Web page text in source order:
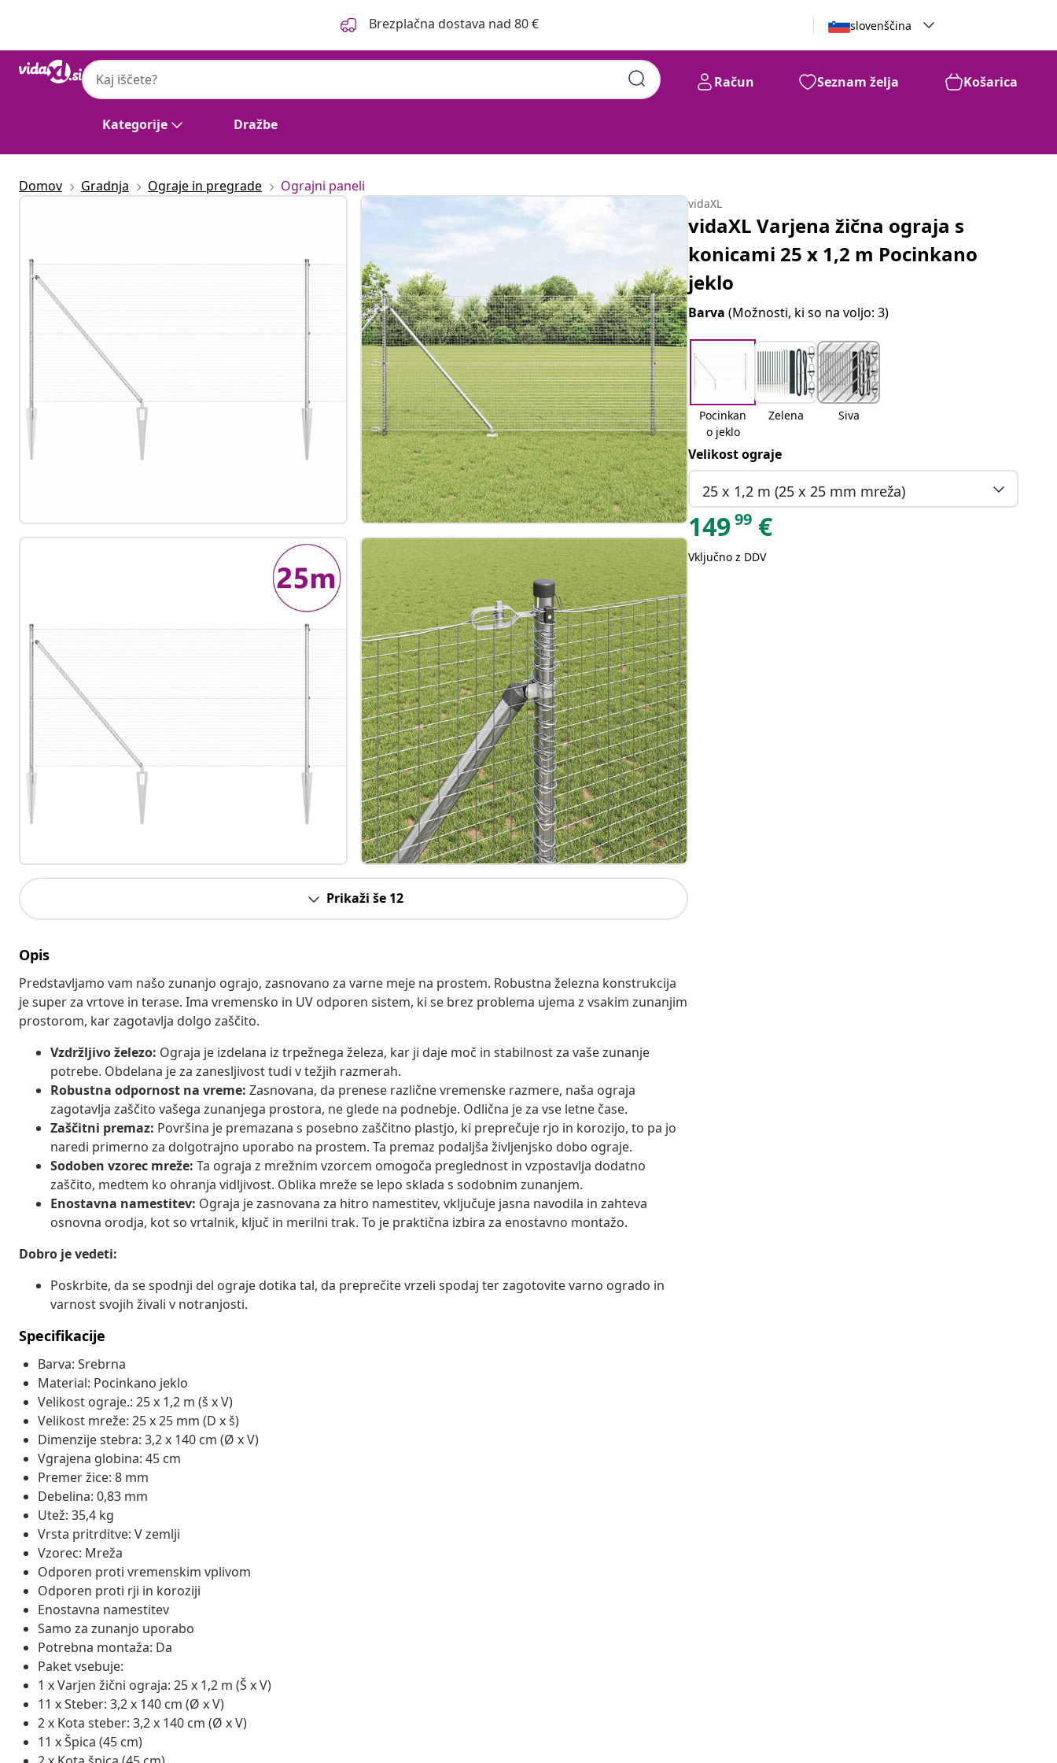
Brezplačna dostava nad 80 € slovenščina
Kategorije Dražbe
Račun Seznam želja Košarica
Domov Gradnja Ograje in pregrade Ograjni paneli
Prikaži še 12
Opis
Predstavljamo vam našo zunanjo ograjo, zasnovano za varne meje na prostem. Robustna železna konstrukcija
je super za vrtove in terase. Ima vremensko in UV odporen sistem, ki se brez problema ujema z vsakim zunanjim
prostorom, kar zagotavlja dolgo zaščito.
Vzdržljivo železo: Ograja je izdelana iz trpežnega železa, kar ji daje moč in stabilnost za vaše zunanje
potrebe. Obdelana je za zanesljivost tudi v težjih razmerah.
Robustna odpornost na vreme: Zasnovana, da prenese različne vremenske razmere, naša ograja
zagotavlja zaščito vašega zunanjega prostora, ne glede na podnebje. Odlična je za vse letne čase.
Zaščitni premaz: Površina je premazana s posebno zaščitno plastjo, ki preprečuje rjo in korozijo, to pa jo
naredi primerno za dolgotrajno uporabo na prostem. Ta premaz podaljša življenjsko dobo ograje.
Sodoben vzorec mreže: Ta ograja z mrežnim vzorcem omogoča preglednost in vzpostavlja dodatno
zaščito, medtem ko ohranja vidljivost. Oblika mreže se lepo sklada s sodobnim zunanjem.
Enostavna namestitev: Ograja je zasnovana za hitro namestitev, vključuje jasna navodila in zahteva
osnovna orodja, kot so vrtalnik, ključ in merilni trak. To je praktična izbira za enostavno montažo.
Dobro je vedeti:
Poskrbite, da se spodnji del ograje dotika tal, da preprečite vrzeli spodaj ter zagotovite varno ogrado in
varnost svojih živali v notranjosti.
Specifikacije
Barva: Srebrna
Material: Pocinkano jeklo
Velikost ograje.: 25 x 1,2 m (š x V)
Velikost mreže: 25 x 25 mm (D x š)
Dimenzije stebra: 3,2 x 140 cm (Ø x V)
Vgrajena globina: 45 cm
Premer žice: 8 mm
Debelina: 0,83 mm
Utež: 35,4 kg
Vrsta pritrditve: V zemlji
Vzorec: Mreža
Odporen proti vremenskim vplivom
Odporen proti rji in koroziji
Enostavna namestitev
Samo za zunanjo uporabo
Potrebna montaža: Da
Paket vsebuje:
1 x Varjen žični ograja: 25 x 1,2 m (Š x V)
11 x Steber: 3,2 x 140 cm (Ø x V)
2 x Kota steber: 3,2 x 140 cm (Ø x V)
11 x Špica (45 cm)
vidaXL
vidaXL Varjena žična ograja s
konicami 25 x 1,2 m Pocinkano
jeklo
Barva(Možnosti, ki so na voljo: 3)
Pocinkan
o jeklo
Zelena Siva
Velikost ograje
25 x 1,2 m (25 x 25 mm mreža)
14999 €
Vključno z DDV